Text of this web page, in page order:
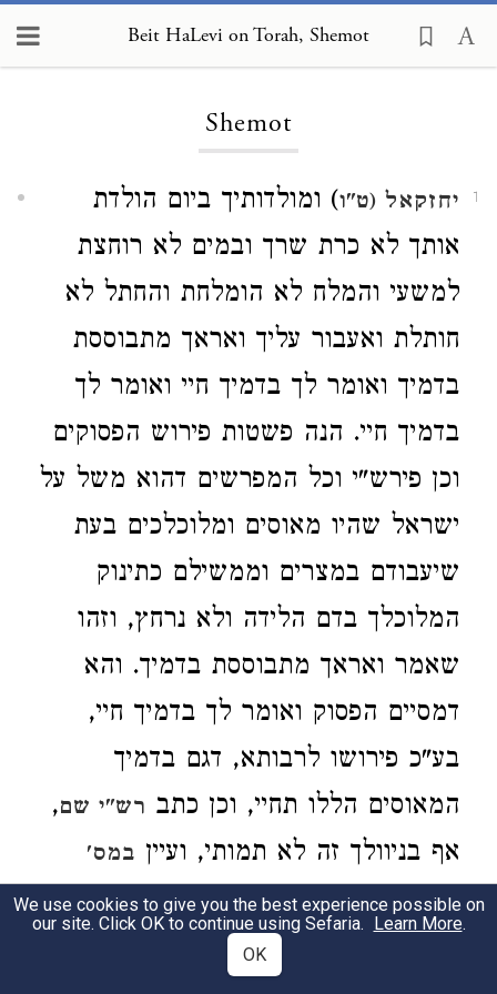
Beit HaLevi on Torah, Shemot
Shemot
1 יחזקאל (ט"ו) ומולדותיך ביום הולדת
אותך לא כרת שרך ובמים לא רוחצת
למשעי והמלח לא הומלחת והחתל לא
חותלת ואעבור עליך ואראך מתבוססת
בדמיך ואומר לך בדמיך חיי ואומר לך
בדמיך חיי. הנה פשטות פירוש הפסוקים
וכן פירש"י וכל המפרשים דהוא משל על
ישראל שהיו מאוסים ומלוכלכים בעת
שיעבודם במצרים וממשילם כתינוק
המלוכלך בדם הלידה ולא נרחץ, וזהו
שאמר ואראך מתבוססת בדמיך. והא
דמסיים הפסוק ואומר לך בדמיך חיי,
בע"כ פירושו לרבותא, דגם בדמיך
המאוסים הללו תחיי, וכן כתב רש"י שם,
אף בניוולך זה לא תמותי, ועיין במס'
כריתות (דף ט') דאמר דאבותינו נכנסו
בברית בדם מילה, ודרש ליה מהך קרא
We use cookies to give you the best experience possible on
our site. Click OK to continue using Sefaria. Learn More.
OK